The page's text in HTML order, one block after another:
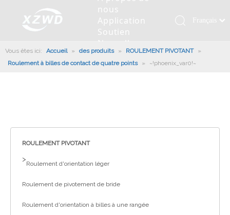
Roulement pivotant
nous
Profil de la société
Équipements de test
Application
Machines d'ingénierie
Robot De Soudage
Soutien
Installation de roulement
Fabrication
Nouvelles
Anneaux de pivotement
Nouvelles de l'industrie
Contactez
nous
Français
românesc
Türk dili
Italiano
Vous êtes ici: Accueil » des produits » ROULEMENT PIVOTANT
»
Roulement à billes de contact de quatre points
» ~!phoenix_var0!~
ROULEMENT PIVOTANT
>
Roulement d'orientation léger
Roulement de pivotement de bride
Roulement d'orientation à billes à une rangée